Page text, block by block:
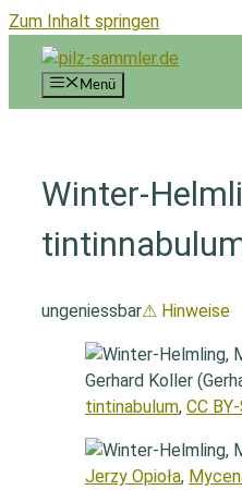
Zum Inhalt springen
Menü
Winter-
ungeniessbar⚠ Hinweise
Gerhard Koller
tintinabulum, CC
Jerzy Opioła,